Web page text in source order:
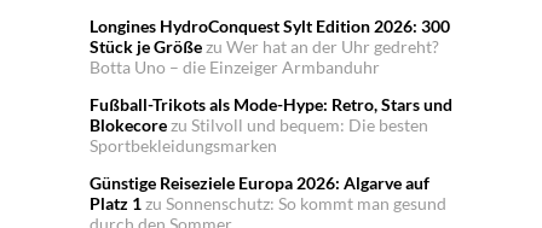
Longines HydroConquest Sylt Edition 2026: 300
Stück je Größezu Wer hat an der Uhr gedreht?
Botta Uno – die Einzeiger Armbanduhr
Fußball-Trikots als Mode-Hype: Retro, Stars und
Blokecorezu Stilvoll und bequem: Die besten
Sportbekleidungsmarken
Günstige Reiseziele Europa 2026: Algarve auf
Platz 1zu Sonnenschutz: So kommt man gesund
durch den Sommer